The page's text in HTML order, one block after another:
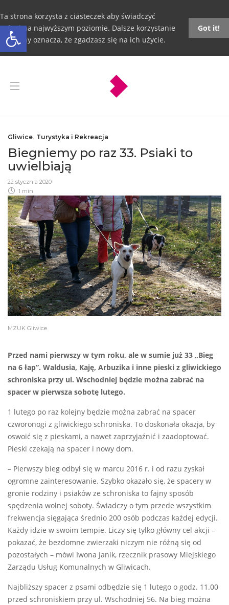
Otwórz pasek narzędzi
Ta strona korzysta z ciasteczek aby świadczyć
usługi na najwyższym poziomie. Dalsze korzystanie
ze strony oznacza, że zgadzasz się na ich użycie.
Got it!
Gliwice, Turystyka i Rekreacja
Biegniemy po raz 33. Psiaki to
uwielbiają
22 stycznia 2020
1 min
MZUK Gliwice
Przed nami pierwszy w tym roku, ale w sumie już 33 „Bieg
na 6 łap”. Waldusia, Kaję, Arbuzika i inne pieski z gliwickiego
schroniska przy ul. Wschodniej będzie można zabrać na
spacer w pierwsza sobotę lutego.
1 lutego po raz kolejny będzie można zabrać na spacer
czworonogi z gliwickiego schroniska. To doskonała okazja, by
oswoić się z pieskami, a nawet zaprzyjaźnić i zaadoptować.
Pieski czekają na spacer i nowy dom.
– Pierwszy bieg odbył się w marcu 2016 r. i od razu zyskał
ogromne zainteresowanie. Szybko okazało się, że spacery w
gronie rodziny i psiaków ze schroniska to fajny sposób
spędzenia wolnej soboty. Świadczy o tym przede wszystkim
frekwencja sięgająca średnio 200 osób podczas każdej edycji.
Każdy idzie w swoim tempie. Liczy się tylko główny cel akcji –
pokazać, że bezdomne zwierzaki niczym nie różną się od
pozostałych – mówi Iwona Janik, rzecznik prasowy Miejskiego
Zarządu Usług Komunalnych w Gliwicach.
Najbliższy spacer z psami odbędzie się 1 lutego o godz. 11.00
przed schroniskiem przy ul. Wschodniej 56. Na bieg można